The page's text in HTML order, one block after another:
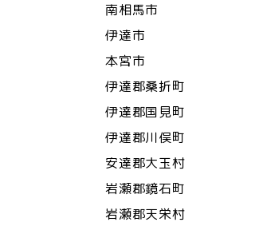
南相馬市
伊達市
本宮市
伊達郡桑折町
伊達郡国見町
伊達郡川俣町
安達郡大玉村
岩瀬郡鏡石町
岩瀬郡天栄村